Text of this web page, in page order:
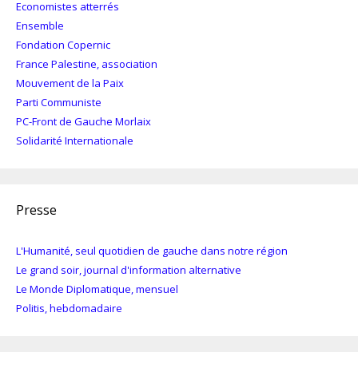
Economistes atterrés
Ensemble
Fondation Copernic
France Palestine, association
Mouvement de la Paix
Parti Communiste
PC-Front de Gauche Morlaix
Solidarité Internationale
Presse
L'Humanité, seul quotidien de gauche dans notre région
Le grand soir, journal d'information alternative
Le Monde Diplomatique, mensuel
Politis, hebdomadaire